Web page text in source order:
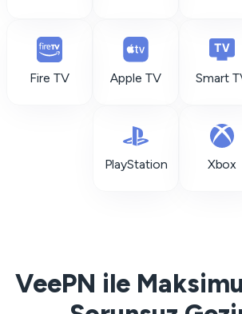
Fire TV Apple TV Smart
PlayStation Xbox
VeePN ile